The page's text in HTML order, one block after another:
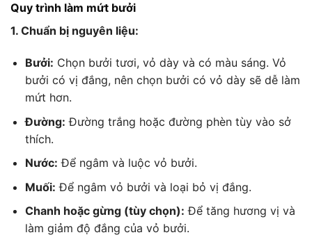
Quy trình làm mứt bưởi
1. Chuẩn bị nguyên liệu:
Bưởi: Chọn bưởi tươi, vỏ dày và có màu sáng. Vỏ
bưởi có vị đắng, nên chọn bưởi có vỏ dày sẽ dễ làm
mứt hơn.
Đường: Đường trắng hoặc đường phèn tùy vào sở
thích.
Nước: Để ngâm và luộc vỏ bưởi.
Muối: Để ngâm vỏ bưởi và loại bỏ vị đắng.
Chanh hoặc gừng (tùy chọn): Để tăng hương vị và
làm giảm độ đắng của vỏ bưởi.